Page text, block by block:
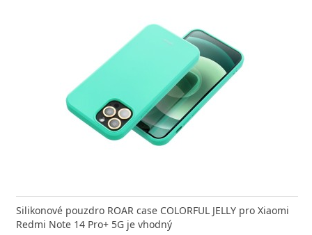
Silikonové pouzdro ROAR case COLORFUL JELLY pro Xiaomi
Redmi Note 14 Pro+ 5G je vhodný